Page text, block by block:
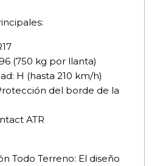
(750 kg por llanta)
H (hasta 210 km/h)
del borde de la
ATR
Todo Terreno: El diseño